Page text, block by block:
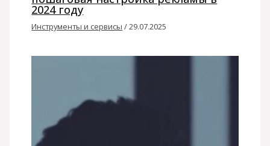
2024 году
Инструменты и сервисы /29.07.2025